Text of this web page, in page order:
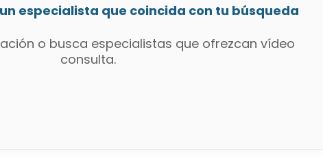
especialista que coincida con tu búsqueda
o busca especialistas que ofrezcan vídeo
consulta.